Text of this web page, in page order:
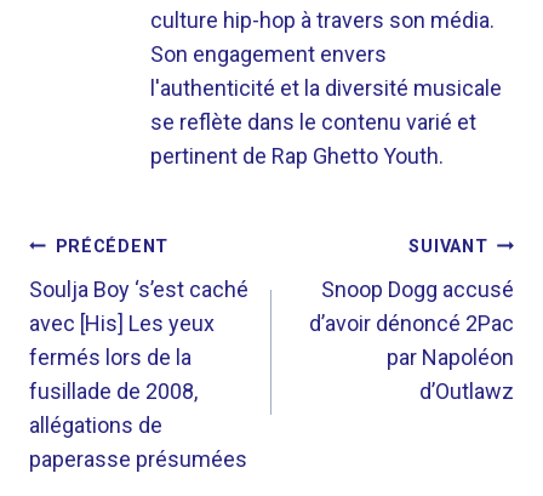
culture hip-hop à travers son média.
Son engagement envers
l'authenticité et la diversité musicale
se reflète dans le contenu varié et
pertinent de Rap Ghetto Youth.
NAVIGATION
DE
L’ARTICLE
PRÉCÉDENT
Soulja Boy ‘s’est caché
avec [His] Les yeux
fermés lors de la
fusillade de 2008,
allégations de
paperasse présumées
SUIVANT
Snoop Dogg accusé
d’avoir dénoncé 2Pac
par Napoléon
d’Outlawz